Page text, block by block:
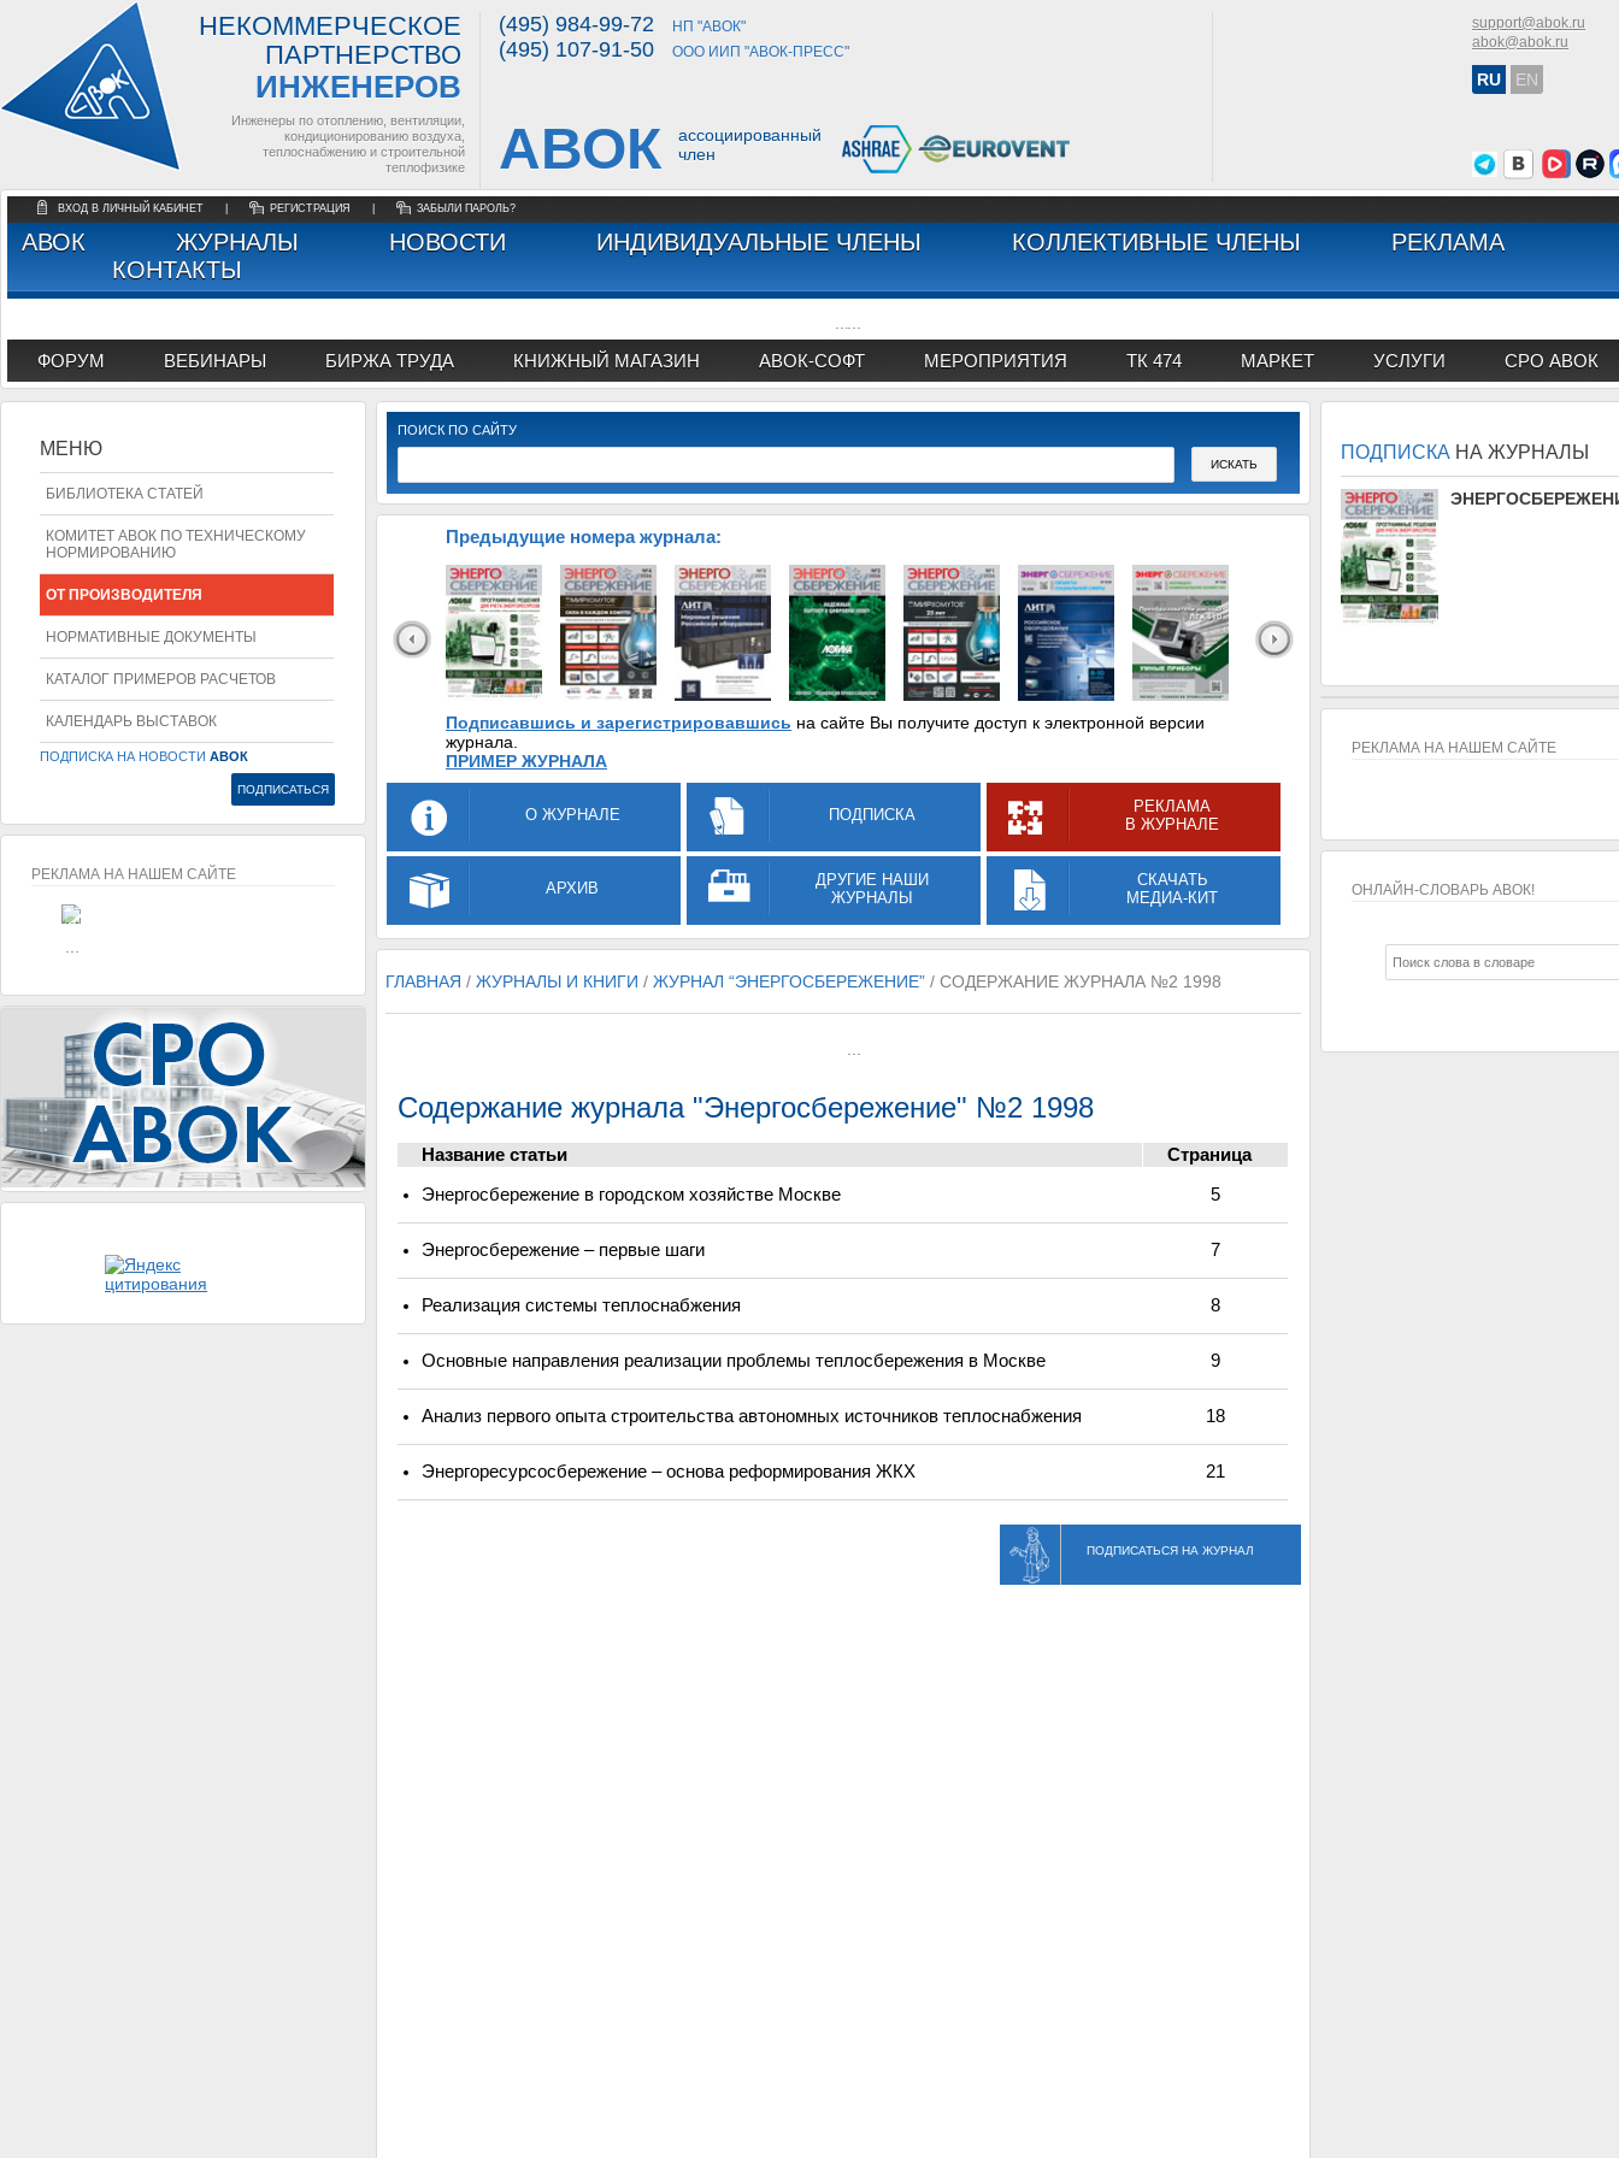
НЕКОММЕРЧЕСКОЕ
ПАРТНЕРСТВО
ИНЖЕНЕРОВ
Инженеры по отоплению, вентиляции,
кондиционированию воздуха,
теплоснабжению и строительной
теплофизике
(495) 984-99-72 НП "АВОК"
(495) 107-91-50 ООО ИИП "АВОК-ПРЕСС"
АВОК
ассоциированный
член
support@abok.ru
abok@abok.ru
RU EN
ВХОД В ЛИЧНЫЙ КАБИНЕТ РЕГИСТРАЦИЯ ЗАБЫЛИ ПАРОЛЬ?
АВОК ЖУРНАЛЫ НОВОСТИ ИНДИВИДУАЛЬНЫЕ ЧЛЕНЫ КОЛЛЕКТИВНЫЕ ЧЛЕНЫ
РЕКЛАМА
КОНТАКТЫ
ФОРУМ ВЕБИНАРЫ БИРЖА ТРУДА КНИЖНЫЙ МАГАЗИН АВОК-СОФТ МЕРОПРИЯТИЯ ТК 474 МАРКЕТ УСЛУГИ СРО АВОК
ПОИСК ПО САЙТУ
Предыдущие номера журнала:
Подписавшись и зарегистрировавшись на сайте Вы получите доступ к электронной версии
журнала.
ПРИМЕР ЖУРНАЛА
О ЖУРНАЛЕ ПОДПИСКА
РЕКЛАМА
В ЖУРНАЛЕ
АРХИВ
ДРУГИЕ НАШИ
ЖУРНАЛЫ
СКАЧАТЬ
МЕДИА-КИТ
ГЛАВНАЯ / ЖУРНАЛЫ И КНИГИ / ЖУРНАЛ “ЭНЕРГОСБЕРЕЖЕНИЕ” / СОДЕРЖАНИЕ ЖУРНАЛА №2 1998
Содержание журнала "Энергосбережение" №2 1998
Название статьи Страница
Энергосбережение в городском хозяйстве Москве 5
Энергосбережение – первые шаги 7
Реализация системы теплоснабжения 8
Основные направления реализации проблемы теплосбережения в Москве 9
Анализ первого опыта строительства автономных источников теплоснабжения 18
Энергоресурсосбережение – основа реформирования ЖКХ 21
ПОДПИСАТЬСЯ НА ЖУРНАЛ
МЕНЮ
БИБЛИОТЕКА СТАТЕЙ
КОМИТЕТ АВОК ПО ТЕХНИЧЕСКОМУ
НОРМИРОВАНИЮ
ОТ ПРОИЗВОДИТЕЛЯ
НОРМАТИВНЫЕ ДОКУМЕНТЫ
КАТАЛОГ ПРИМЕРОВ РАСЧЕТОВ
КАЛЕНДАРЬ ВЫСТАВОК
ПОДПИСКА НА НОВОСТИ АВОК
РЕКЛАМА НА НАШЕМ САЙТЕ
...
ПОДПИСКА НА ЖУРНАЛЫ
АВОК
РЕКЛАМА НА НАШЕМ САЙТЕ
ОНЛАЙН-СЛОВАРЬ АВОК!